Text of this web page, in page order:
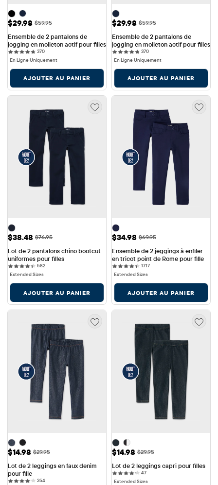
Prix ​​de vente: $29.98
$29.98 Prix ​​d'origine: $59.95
$59.95
Ensemble de 2 pantalons de
jogging en molleton actif pour filles
370370 reviews
En Ligne Uniquement
AJOUTER AU PANIER
Prix ​​de vente: $29.98
$29.98 Prix ​​d'origine: $59.95
$59.95
Ensemble de 2 pantalons de
jogging en molleton actif pour filles
370370 reviews
En Ligne Uniquement
AJOUTER AU PANIER
Prix ​​de vente: $38.48
$38.48 Prix ​​d'origine: $76.95
$76.95
Lot de 2 pantalons chino bootcut
uniformes pour filles
582582 reviews
Extended Sizes
AJOUTER AU PANIER
Prix ​​de vente: $34.98
$34.98 Prix ​​d'origine: $69.95
$69.95
Ensemble de 2 jeggings à enfiler
en tricot point de Rome pour fille
17171717 reviews
Extended Sizes
AJOUTER AU PANIER
Prix ​​de vente: $14.98
$14.98 Prix ​​d'origine: $29.95
$29.95
Lot de 2 leggings en faux denim
pour fille
254254 reviews
Prix ​​de vente: $14.98
$14.98 Prix ​​d'origine: $29.95
$29.95
Lot de 2 leggings capri pour filles
4747 reviews
Extended Sizes